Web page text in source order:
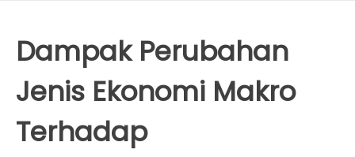
Dampak Perubahan
Jenis Ekonomi Makro
Terhadap